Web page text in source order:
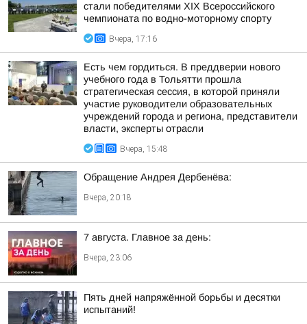
стали победителями XIX Всероссийского
чемпионата по водно-моторному спорту
Вчера, 17:16
Есть чем гордиться. В преддверии нового
учебного года в Тольятти прошла
стратегическая сессия, в которой приняли
участие руководители образовательных
учреждений города и региона, представители
власти, эксперты отрасли
Вчера, 15:48
Обращение Андрея Дербенёва:
Вчера, 20:18
7 августа. Главное за день:
Вчера, 23:06
Пять дней напряжённой борьбы и десятки
испытаний!